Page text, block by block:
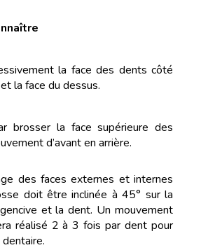
la face des dents côté
la face du dessus.
brosser la face supérieure des
d’avant en arrière.
des faces externes et internes
doit être inclinée à 45° sur la
et la dent. Un mouvement
réalisé 2 à 3 fois par dent pour